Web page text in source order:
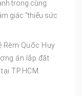
trong cùng
giác “thiếu sức
Rèm Quốc Huy
án lắp đặt
TP.HCM.